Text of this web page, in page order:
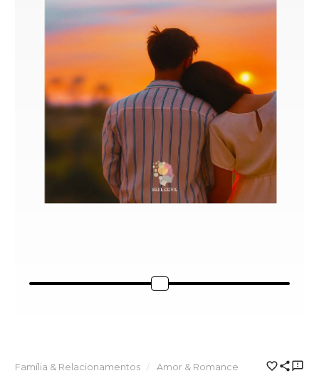
Família & Relacionamentos Amor & Romance